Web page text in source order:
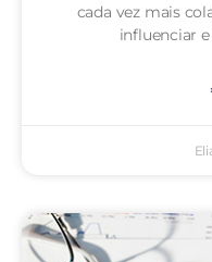
cada vez mais
influenciar